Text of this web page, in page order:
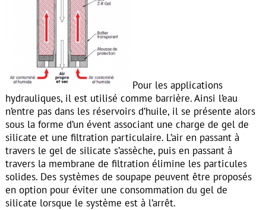
Pour les applications
hydrauliques, il est utilisé comme barrière. Ainsi l’eau
n’entre pas dans les réservoirs d’huile, il se présente alors
sous la forme d’un évent associant une charge de gel de
silicate et une filtration particulaire. L’air en passant à
travers le gel de silicate s’assèche, puis en passant à
travers la membrane de filtration élimine les particules
solides. Des systèmes de soupape peuvent être proposés
en option pour éviter une consommation du gel de
silicate lorsque le système est à l’arrêt.